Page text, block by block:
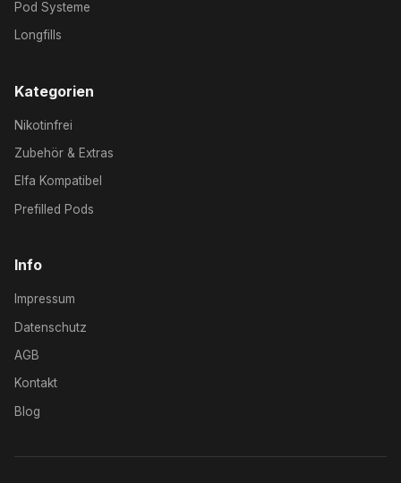
Pod Systeme
Longfills
Kategorien
Nikotinfrei
Zubehör & Extras
Elfa Kompatibel
Prefilled Pods
Info
Impressum
Datenschutz
AGB
Kontakt
Blog